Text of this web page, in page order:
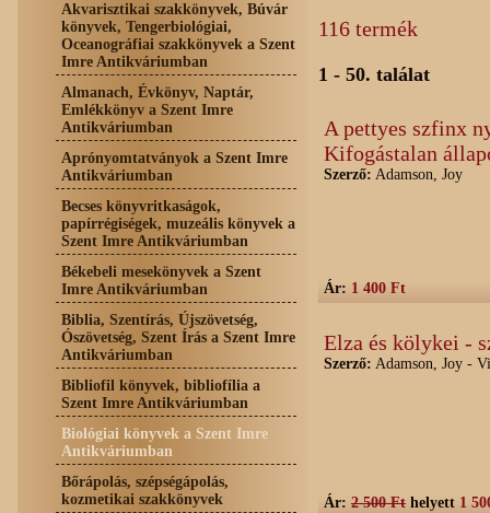
Akvarisztikai szakkönyvek, Búvár
könyvek, Tengerbiológiai,
Oceanográfiai szakkönyvek a Szent
Imre Antikváriumban
Almanach, Évkönyv, Naptár,
Emlékkönyv a Szent Imre
Antikváriumban
Aprónyomtatványok a Szent Imre
Antikváriumban
Becses könyvritkaságok,
papírrégiségek, muzeális könyvek a
Szent Imre Antikváriumban
Békebeli mesekönyvek a Szent
Imre Antikváriumban
Biblia, Szentírás, Újszövetség,
Ószövetség, Szent Írás a Szent Imre
Antikváriumban
Bibliofil könyvek, bibliofília a
Szent Imre Antikváriumban
Biológiai könyvek a Szent Imre
Antikváriumban
Bőrápolás, szépségápolás,
kozmetikai szakkönyvek
116 termék
1 - 50. találat
A pettyes szfinx
Kifogástalan
Szerző: Adamson, Joy
Ár: 1 400 Ft
Elza és kölykei -
Szerző: Adamson, Joy -
Ár: 2 500 Ft helyett 1